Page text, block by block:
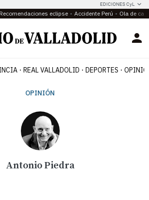
EDICIONES CyL
eclipse Accidente Perú Ola de
REAL VALLADOLID DEPORTES
OPINIÓN
Antonio Piedra